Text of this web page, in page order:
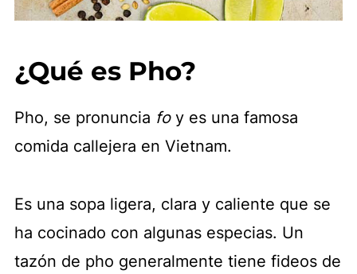
¿Qué es Pho?
Pho, se pronuncia fo y es una famosa
comida callejera en Vietnam.
Es una sopa ligera, clara y caliente que se
ha cocinado con algunas especias. Un
tazón de pho generalmente tiene fideos de